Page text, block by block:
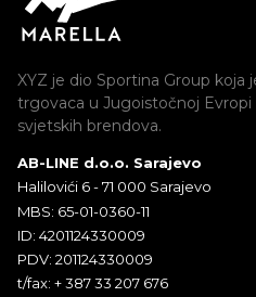
XYZ je dio Sportina Group
trgovaca u Jugoistočnoj Evropi
svjetskih brendova.
AB-LINE d.o.o. Sarajevo
Halilovići 6 - 71 000 Sarajevo
MBS: 65-01-0360-11
ID: 4201124330009
PDV: 201124330009
t/fax: + 387 33 207 676